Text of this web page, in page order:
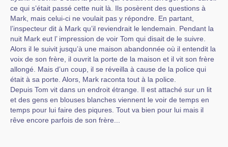
ce qui s’était passé cette nuit là. Ils posèrent des questions à
Mark, mais celui-ci ne voulait pas y répondre. En partant,
l’inspecteur dit à Mark qu’il reviendrait le lendemain. Pendant la
nuit Mark eut l’ impression de voir Tom qui disait de le suivre.
Alors il le suivit jusqu’à une maison abandonnée où il entendit la
voix de son frère, il ouvrit la porte de la maison et il vit son frère
allongé. Mais d’un coup, il se réveilla à cause de la police qui
était à sa porte. Alors, Mark raconta tout à la police.
Depuis Tom vit dans un endroit étrange. Il est attaché sur un lit
et des gens en blouses blanches viennent le voir de temps en
temps pour lui faire des piqures. Tout va bien pour lui mais il
rêve encore parfois de son frère...